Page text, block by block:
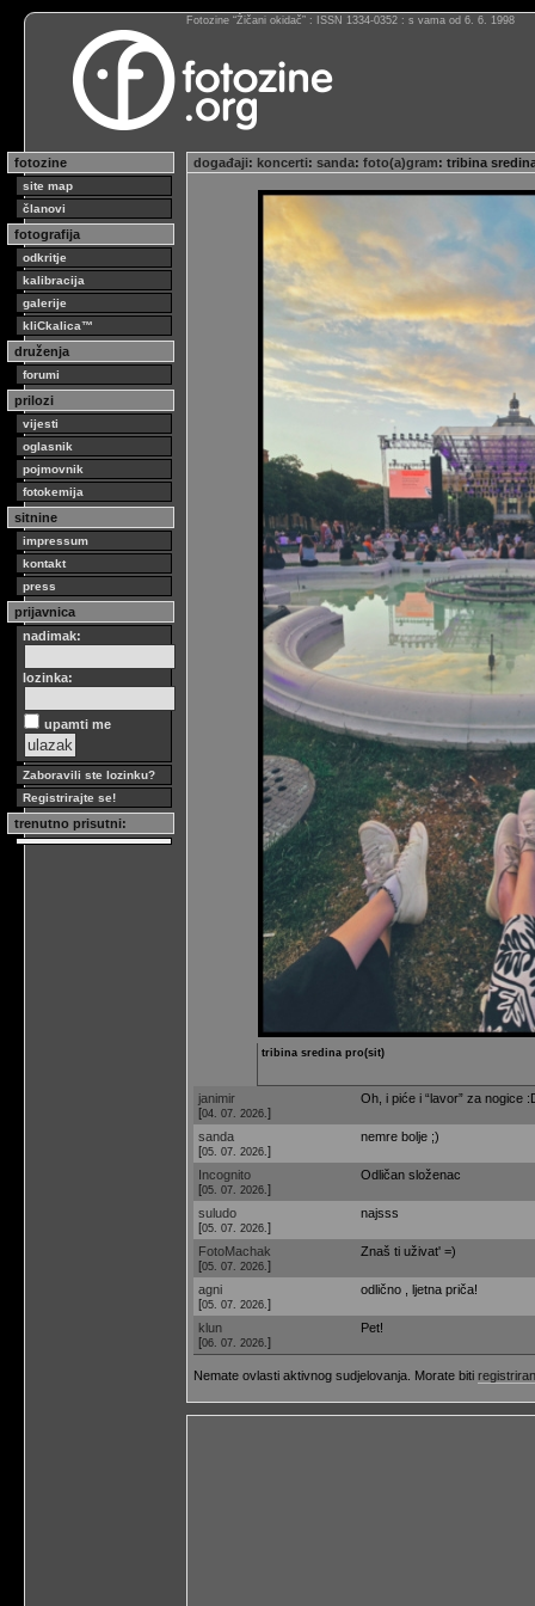
Fotozine “Žičani okidač” : ISSN 1334-0352 : s vama od 6. 6. 1998
fotozine
site map
članovi
fotografija
odkritje
kalibracija
galerije
kliCkalica™
druženja
forumi
prilozi
vijesti
oglasnik
pojmovnik
fotokemija
sitnine
impressum
kontakt
press
prijavnica
nadimak:
lozinka:
upamti me
Zaboravili ste lozinku?
Registrirajte se!
trenutno prisutni:
događaji: koncerti: sanda: foto(a)gram: tribina
tribina sredina pro(sit)
janimir
[04. 07. 2026. ]
Oh, i piće i “lavor” za nogice
sanda
[05. 07. 2026. ]
nemre bolje ;)
Incognito
[05. 07. 2026. ]
Odličan složenac
suludo
[05. 07. 2026. ]
najsss
FotoMachak
[05. 07. 2026. ]
Znaš ti uživat' =)
agni
[05. 07. 2026. ]
odlično , ljetna priča!
klun
[06. 07. 2026. ]
Pet!
Nemate ovlasti aktivnog sudjelovanja. Morate biti